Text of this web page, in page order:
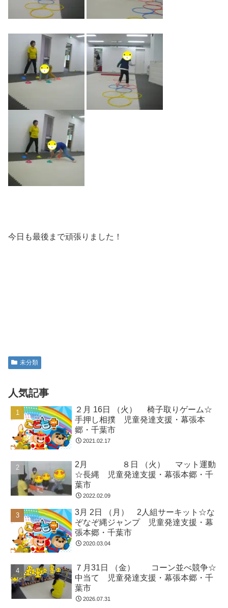
今日も最後まで頑張りました！
未分類
人気記事
２月 16日 （火） 椅子取りゲーム☆
手押し相撲 児童発達支援・幕張本
郷・千葉市
2021.02.17
2月 ８日 （火） マット運動
☆長縄 児童発達支援・幕張本郷・千
葉市
2022.02.09
3月 2日 （月） 2人組サーキット☆な
ぞなぞ縄ジャンプ 児童発達支援・幕
張本郷・千葉市
2020.03.04
７月31日 （金） コーン並べ競争☆
中当て 児童発達支援・幕張本郷・千
葉市
2026.07.31